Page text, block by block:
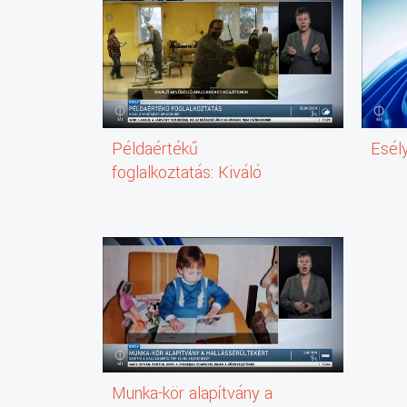
Példaértékű
foglalkoztatás: Kiváló
Munka-kör alapítvány a